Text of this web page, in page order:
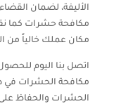
الأليفة، لضمان
مكافحة حشرات كما
مكان عملك خالياً من
اتصل بنا اليوم
مكافحة الحشرات في
الحشرات والحفاظ